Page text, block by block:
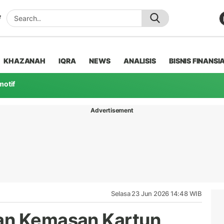
KHAZANAH IQRA NEWS ANALISIS BISNIS
Advertisement
Selasa 23 Jun 2026 14:48 WIB